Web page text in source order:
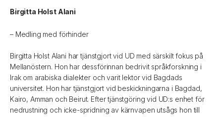
Birgitta Holst Alani
– Medling med förhinder
Birgitta Holst Alani har tjänstgjort vid UD med särskilt fokus på
Mellanöstern. Hon har dessförinnan bedrivit språkforskning i
Irak om arabiska dialekter och varit lektor vid Bagdads
universitet. Hon har tjänstgjort vid beskickningarna i Bagdad,
Kairo, Amman och Beirut. Efter tjänstgöring vid UD:s enhet för
nedrustning och icke-spridning av kärnvapen utsågs hon till